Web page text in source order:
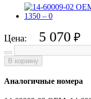
Цена: 5 070 ₽
В корзину
Аналогичные номера